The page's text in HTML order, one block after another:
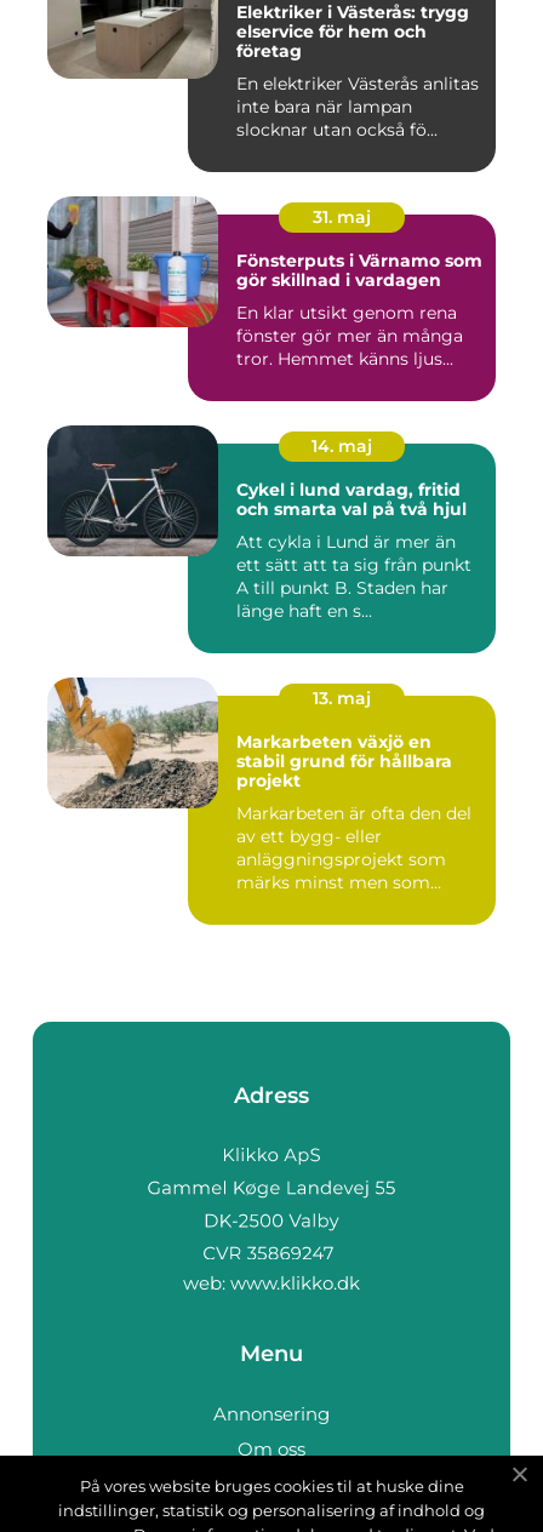
Elektriker i Västerås: trygg
elservice för hem och
företag
En elektriker Västerås anlitas
inte bara när lampan
slocknar utan också fö...
31. maj
Fönsterputs i Värnamo som
gör skillnad i vardagen
En klar utsikt genom rena
fönster gör mer än många
tror. Hemmet känns ljus...
14. maj
Cykel i lund vardag, fritid
och smarta val på två hjul
Att cykla i Lund är mer än
ett sätt att ta sig från punkt
A till punkt B. Staden har
länge haft en s...
13. maj
Markarbeten växjö en
stabil grund för hållbara
projekt
Markarbeten är ofta den del
av ett bygg- eller
anläggningsprojekt som
märks minst men som
Adress
web: www.klikko.dk
Menu
Annonsering
Om oss
Cookies
Kontakta oss
På vores website bruges cookies til at huske dine
indstillinger, statistik og personalisering af indhold og